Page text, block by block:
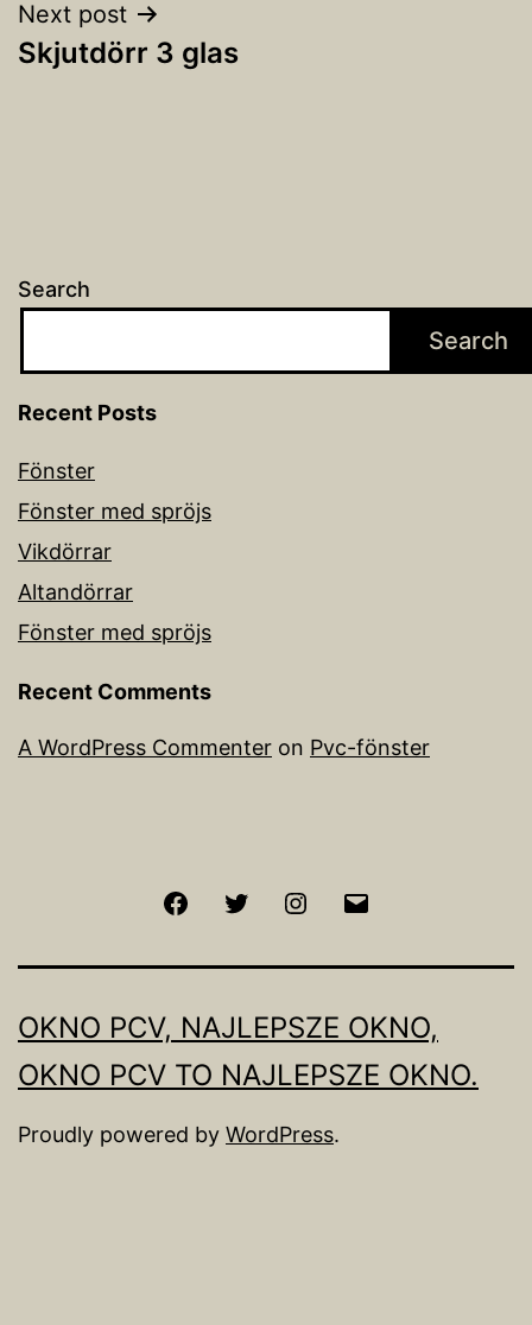
Next post
Skjutdörr 3 glas
Search
Search
Recent Posts
Fönster
Fönster med spröjs
Vikdörrar
Altandörrar
Fönster med spröjs
Recent Comments
A WordPress Commenter on Pvc-fönster
FacebookTwitter Instagram
OKNO PCV, NAJLEPSZE OKNO,
OKNO PCV TO NAJLEPSZE OKNO.
Proudly powered by WordPress.